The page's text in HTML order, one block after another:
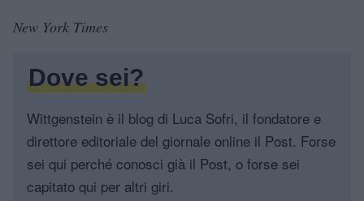
New York Times
Dove sei?
Wittgenstein è il blog di Luca Sofri, il fondatore e
direttore editoriale del giornale online il Post. Forse
sei qui perché conosci già il Post, o forse sei
capitato qui per altri giri.